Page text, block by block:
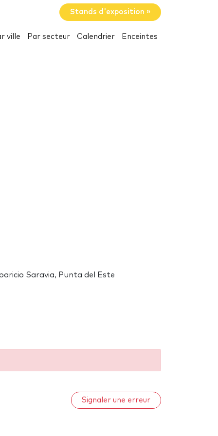
Stands d'exposition »
ville Par secteur Calendrier Enceintes
Saravia, Punta del Este
Signaler une erreur